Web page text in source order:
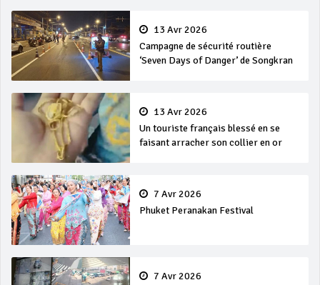
13 Avr 2026
Campagne de sécurité routière
‘Seven Days of Danger’ de Songkran
13 Avr 2026
Un touriste français blessé en se
faisant arracher son collier en or
7 Avr 2026
Phuket Peranakan Festival
7 Avr 2026